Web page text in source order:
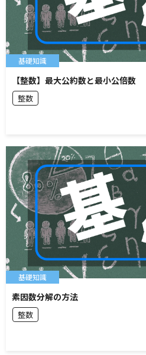
【整数】最大公約数と最小公倍数
整数
基礎知識
素因数分解の方法
整数
基礎知識